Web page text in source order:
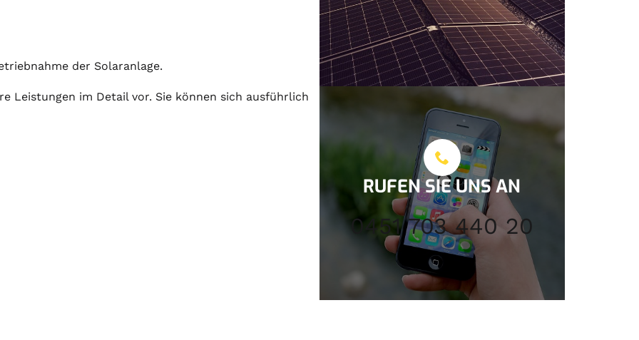
der Solaranlage.
Leistungen im Detail vor. Sie können sich ausführlich
RUFEN SIE UNS AN
0451 703 440 20